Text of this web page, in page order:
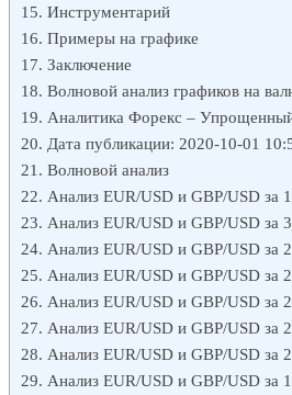
Инструментарий
Примеры на графике
Заключение
Волновой анализ графиков на
Аналитика Форекс –
Дата публикации: 2020-10-01
Волновой анализ
Анализ EUR/USD и GBP/USD за
Анализ EUR/USD и GBP/USD за
Анализ EUR/USD и GBP/USD за
Анализ EUR/USD и GBP/USD
Анализ EUR/USD и GBP/USD за
Анализ EUR/USD и GBP/USD за
Анализ EUR/USD и GBP/USD за
Анализ EUR/USD и GBP/USD за